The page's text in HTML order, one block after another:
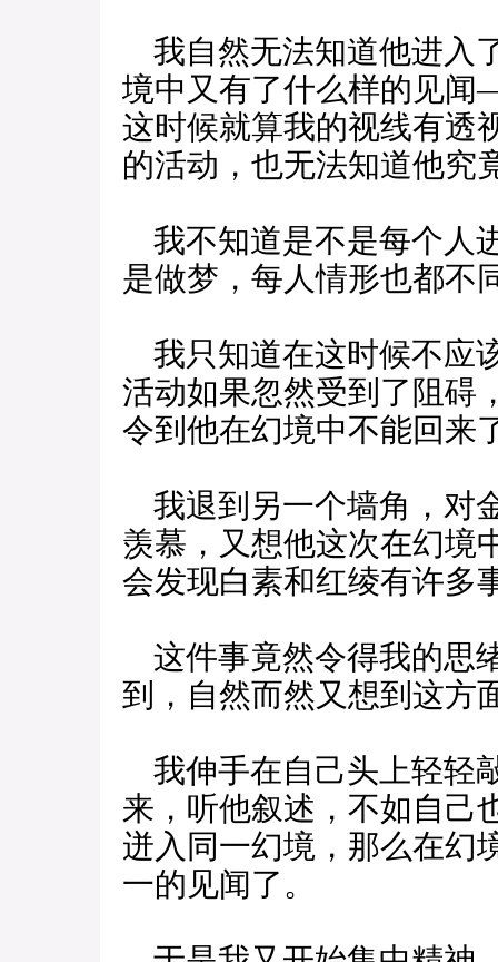
我自然无法知道他进入
境中又有了什么样的见
这时候就算我的视线有透
的活动，也无法知道他究
我不知道是不是每个人
是做梦，每人情形也都不
我只知道在这时候不应
活动如果忽然受到了阻碍
令到他在幻境中不能回来
我退到另一个墙角，对
羡慕，又想他这次在幻境
会发现白素和红绫有许多
这件事竟然令得我的思
到，自然而然又想到这方
我伸手在自己头上轻轻
来，听他叙述，不如自己
迸入同一幻境，那么在幻
一的见闻了。